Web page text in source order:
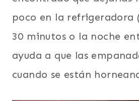
poco en la refrigeradora
30 minutos o la noche
ayuda a que las
cuando se están